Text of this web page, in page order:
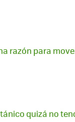
razón para
quizá no